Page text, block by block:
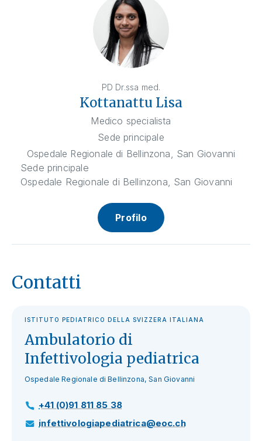
PD Dr.ssa med.
Kottanattu Lisa
Medico specialista
Sede principale
Ospedale Regionale di Bellinzona, San Giovanni
Sede principale
Ospedale Regionale di Bellinzona, San Giovanni
Profilo
Contatti
ISTITUTO PEDIATRICO DELLA SVIZZERA ITALIANA
Ambulatorio di
Infettivologia pediatrica
Ospedale Regionale di Bellinzona, San Giovanni
+41 (0)91 811 85 38
infettivologiapediatrica@eoc.ch